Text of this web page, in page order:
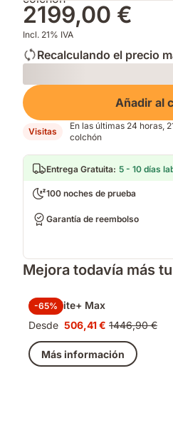
2199,00 €
Incl. 21% IVA
Recalculando el precio
Loading
Añadir al
Visitas
En las últimas 24 horas,
colchón
Entrega Gratuita: 5 - 10 días
100 noches de prueba
Garantía de reembolso
Mejora todavía más
-65%
Pack Elite+ Max
Desde Precio
506,41 €
506,41 € Precio
original
1446,90 €
1446,90 €
Más información